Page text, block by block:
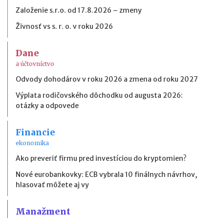
Založenie s.r.o. od 17.8.2026 – zmeny
Živnosť vs s. r. o. v roku 2026
Dane
a účtovníctvo
Odvody dohodárov v roku 2026 a zmena od roku 2027
Výplata rodičovského dôchodku od augusta 2026:
otázky a odpovede
Financie
ekonomika
Ako preveriť firmu pred investíciou do kryptomien?
Nové eurobankovky: ECB vybrala 10 finálnych návrhov,
hlasovať môžete aj vy
Manažment